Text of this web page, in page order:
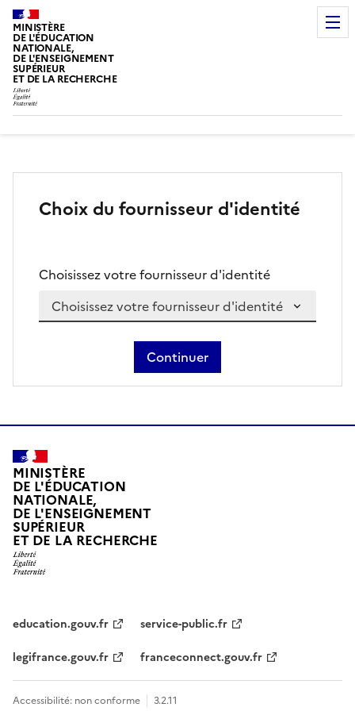
MINISTÈRE
DE L'ÉDUCATION
NATIONALE,
DE L'ENSEIGNEMENT
SUPÉRIEUR
ET DE LA RECHERCHE
Choix du fournisseur d'identité
Choisissez votre fournisseur d'identité
Continuer
MINISTÈRE
DE L'ÉDUCATION
NATIONALE,
DE L'ENSEIGNEMENT
SUPÉRIEUR
ET DE LA RECHERCHE
education.gouv.fr
service-public.fr
legifrance.gouv.fr
franceconnect.gouv.fr
Accessibilité: non conforme 3.2.11